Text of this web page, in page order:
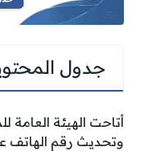
جدول
أتاحت الهيئة العامة
وتحديث رقم الهاتف